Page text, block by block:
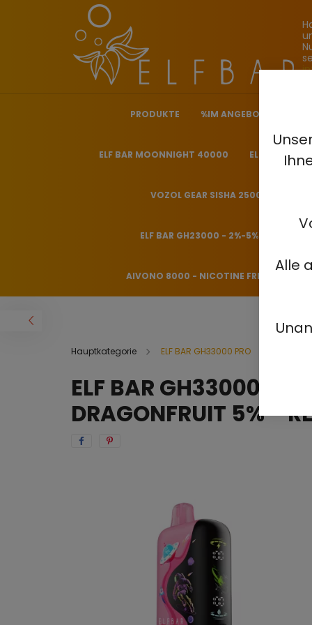
Alle
PRODUKTE %IM ANGEBOT%
ELF BAR MOONNIGHT 40000 ELF BAR
VOZOL GEAR SISHA 25000 - 0.5%
ELF BAR GH23000 - 2%-5%
AIVONO 8000 - NICOTINE FREE 0%
Hauptkategorie ELF BAR GH33000 PRO
ELF BAR GH33000
DRAGONFRUIT 5% -